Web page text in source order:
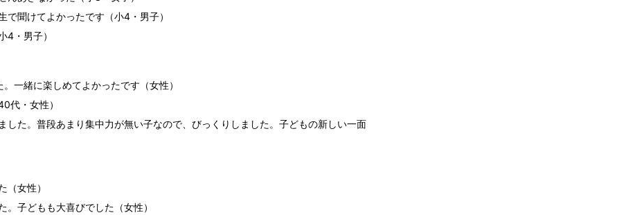
聞けてよかったです（小4・男子）
4・男子）
一緒に楽しめてよかったです（女性）
代・女性）
た。普段あまり集中力が無い子なので、びっくりしました。子どもの新しい一面
女性）
子どもも大喜びでした（女性）